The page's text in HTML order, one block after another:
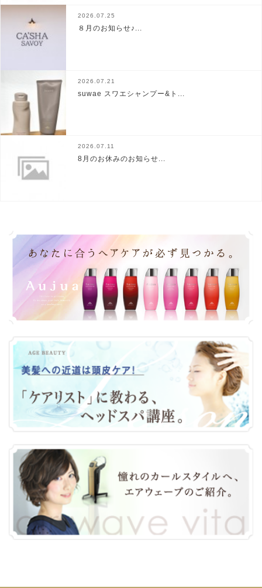
2026.07.25
８月のお知らせ♪...
2026.07.21
suwae スワエシャンプー&ト...
2026.07.11
8月のお休みのお知らせ...